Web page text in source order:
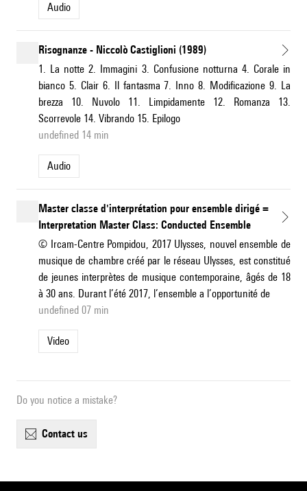
Audio
Risognanze - Niccolò Castiglioni (1989)
1. La notte 2. Immagini 3. Confusione notturna 4. Corale in
bianco 5. Clair 6. Il fantasma 7. Inno 8. Modificazione 9. La
brezza 10. Nuvolo 11. Limpidamente 12. Romanza 13.
Scorrevole 14. Vibrando 15. Epilogo
undefined 14 min
Audio
Master classe d'interprétation pour ensemble dirigé =
Interpretation Master Class: Conducted Ensemble
© Ircam-Centre Pompidou, 2017 Ulysses, nouvel ensemble de
musique de chambre créé par le réseau Ulysses, est constitué
de jeunes interprètes de musique contemporaine, âgés de 18
à 30 ans. Durant l’été 2017, l’ensemble a l’opportunité de
undefined 07 min
Video
Do you notice a mistake?
contact us